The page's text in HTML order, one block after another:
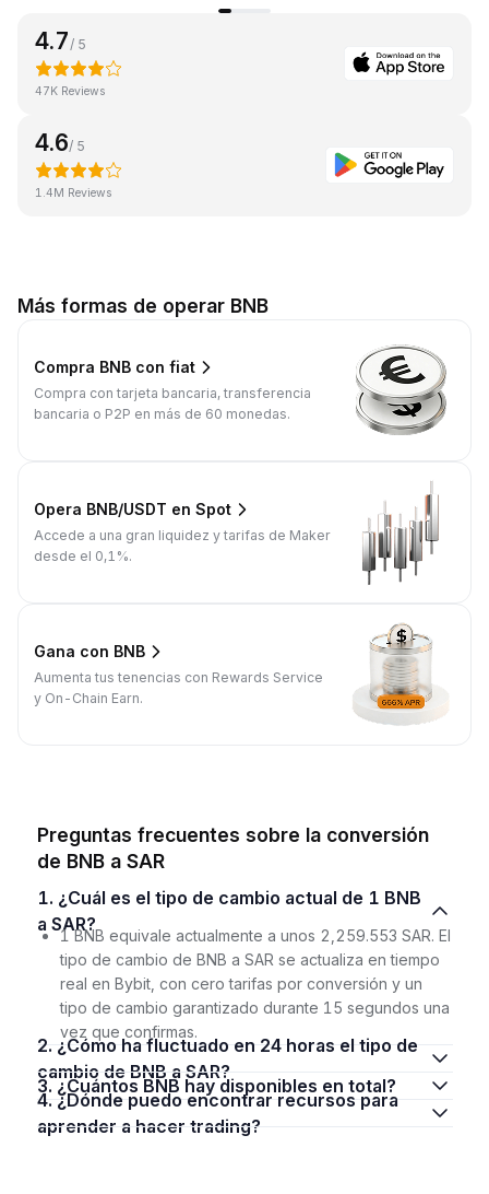
4.7 / 5
47K Reviews
4.6/ 5
1.4M Reviews
Más formas de operar BNB
Compra BNB con fiat
Compra con tarjeta bancaria, transferencia
bancaria o P2P en más de 60 monedas.
Opera BNB/USDT en Spot
Accede a una gran liquidez y tarifas de Maker
desde el 0,1%.
Gana con BNB
Aumenta tus tenencias con Rewards Service
y On-Chain Earn.
Preguntas frecuentes sobre la conversión
de BNB a SAR
1. ¿Cuál es el tipo de cambio actual de 1 BNB
a SAR?
1 BNB equivale actualmente a unos 2,259.553 SAR. El
tipo de cambio de BNB a SAR se actualiza en tiempo
real en Bybit, con cero tarifas por conversión y un
tipo de cambio garantizado durante 15 segundos una
vez que confirmas.
2. ¿Cómo ha fluctuado en 24 horas el tipo de
cambio de BNB a SAR?
3. ¿Cuántos BNB hay disponibles en total?
4. ¿Dónde puedo encontrar recursos para
aprender a hacer trading?